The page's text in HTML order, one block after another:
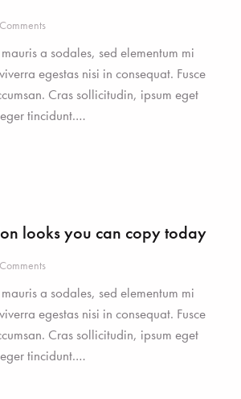
Comments
a sodales, sed elementum mi
egestas nisi in consequat. Fusce
Cras sollicitudin, ipsum eget
tincidunt.…
looks you can copy today
Comments
a sodales, sed elementum mi
egestas nisi in consequat. Fusce
Cras sollicitudin, ipsum eget
tincidunt.…